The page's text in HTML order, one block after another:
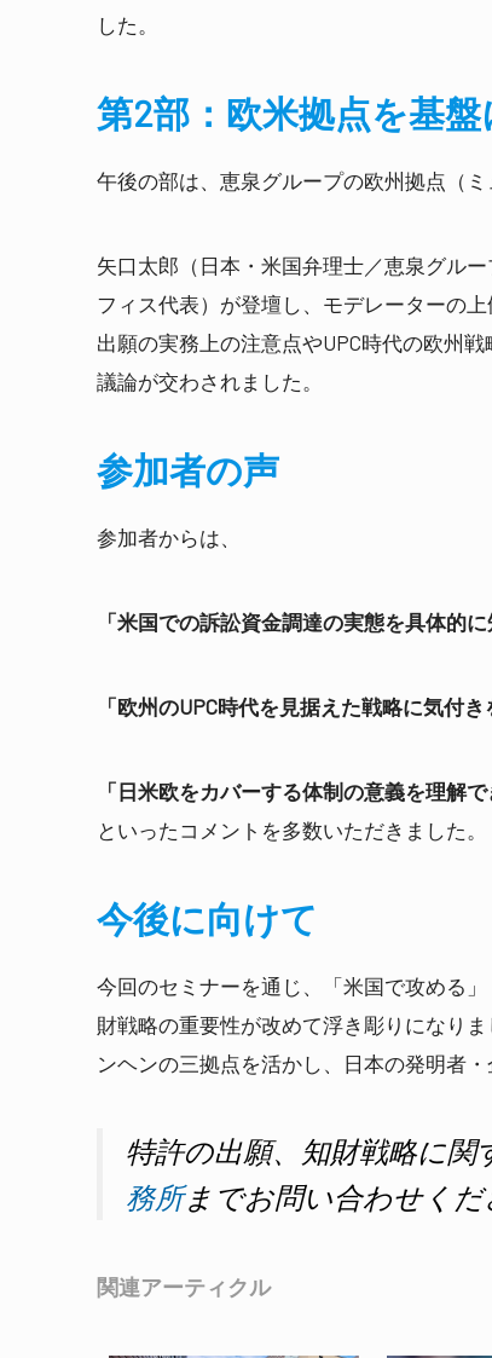
した。
第2部：欧米拠点を基
午後の部は、恵泉グループの欧州拠点（
矢口太郎（日本・米国弁理士／恵泉グル
フィス代表）が登壇し、モデレーターの
出願の実務上の注意点やUPC時代の欧州
議論が交わされました。
参加者の声
参加者からは、
「米国での訴訟資金調達の実態を具体的に
「欧州のUPC時代を見据えた戦略に気付き
「日米欧をカバーする体制の意義を理解で
といったコメントを多数いただきました。
今後に向けて
今回のセミナーを通じ、「米国で攻める
財戦略の重要性が改めて浮き彫りになり
ンヘンの三拠点を活かし、日本の発明者
特許の出願、知財戦略に関
務所までお問い合わせくだ
関連アーティクル